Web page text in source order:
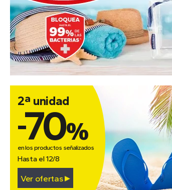
2ª unidad
-70%
en los productos señalizados
Hasta el 12/8
Ver ofertas